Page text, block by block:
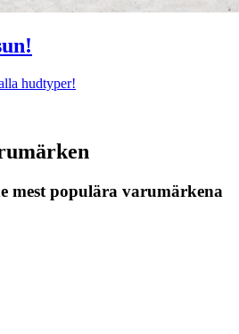
hudtyper!
mest populära varumärkena